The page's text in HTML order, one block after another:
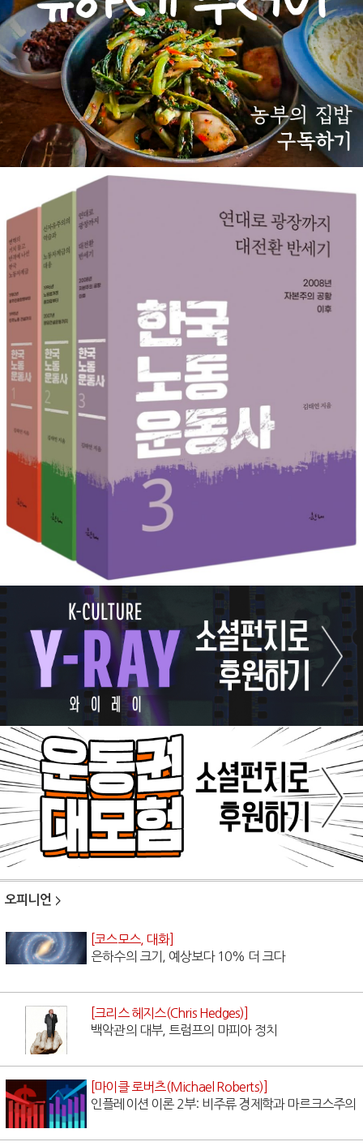
오피니언
[코스모스, 대화]
은하수의 크기, 예상보다 10% 더 크다
[크리스 헤지스(Chris Hedges)]
백악관의 대부, 트럼프의 마피아 정치
[마이클 로버츠(Michael Roberts)]
인플레이션 이론 2부: 비주류 경제학과 마르크스주의